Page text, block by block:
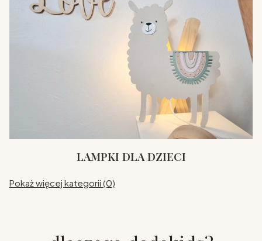
LAMPKI DLA DZIECI
Pokaż więcej kategorii (0)